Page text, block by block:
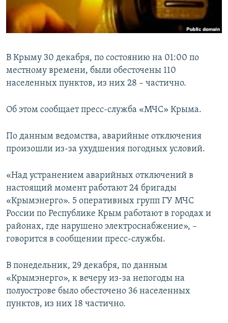
ПОБЕДИТЕЛЕЙ НЕ СУДЯТ?
КРЫМ.НЕПОКОРЕННЫЙ
УКРАИНСКАЯ ПРОБЛЕМА КРЫМА
ПРИСОЕДИНЯЙТЕСЬ!
Все сайты RFE/RL
В Крыму 30 декабря, по состоянию на 01:00 по
местному времени, были обесточены 110
населенных пунктов, из них 28 – частично.
Об этом сообщает пресс-служба «МЧС» Крыма.
По данным ведомства, аварийные отключения
произошли из-за ухудшения погодных условий.
«Над устранением аварийных отключений в
настоящий момент работают 24 бригады
«Крымэнерго». 5 оперативных групп ГУ МЧС
России по Республике Крым работают в городах и
районах, где нарушено электроснабжение», –
говорится в сообщении пресс-службы.
В понедельник, 29 декабря, по данным
«Крымэнерго», к вечеру из-за непогоды на
полуострове было обесточено 36 населенных
пунктов, из них 18 частично.